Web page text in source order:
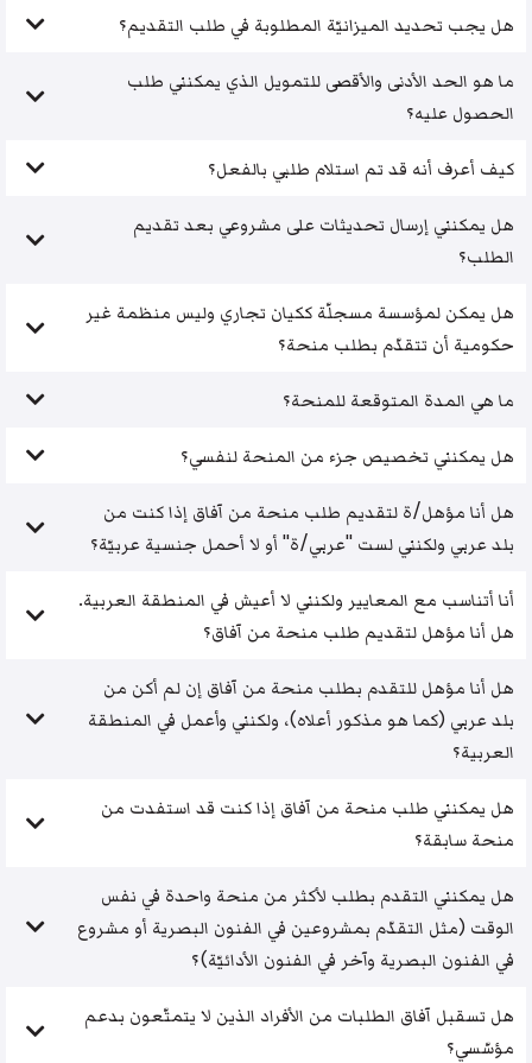
هل يجب تحديد الميزانيّة المطلوبة في طلب التقديم؟
ما هو الحد الأدنى والأقصى للتمويل الذي يمكنني طلب
الحصول عليه؟
كيف أعرف أنه قد تم استلام طلبي بالفعل؟
هل يمكنني إرسال تحديثات على مشروعي بعد تقديم
الطلب؟
هل يمكن لمؤسسة مسجلّة ككيان تجاري وليس منظمة غير
حكومية أن تتقدّم بطلب منحة؟
ما هي المدة المتوقعة للمنحة؟
هل يمكنني تخصيص جزء من المنحة لنفسي؟
هل أنا مؤهل/ة لتقديم طلب منحة من آفاق إذا كنت من
بلد عربي ولكنني لست "عربي/ة" أو لا أحمل جنسية عربيّة؟
أنا أتناسب مع المعايير ولكنني لا أعيش في المنطقة العربية.
هل أنا مؤهل لتقديم طلب منحة من آفاق؟
هل أنا مؤهل للتقدم بطلب منحة من آفاق إن لم أكن من
بلد عربي (كما هو مذكور أعلاه)، ولكنني وأعمل في المنطقة
العربية؟
هل يمكنني طلب منحة من آفاق إذا كنت قد استفدت من
منحة سابقة؟
هل يمكنني التقدم بطلب لأكثر من منحة واحدة في نفس
الوقت (مثل التقدّم بمشروعين في الفنون البصرية أو مشروع
في الفنون البصرية وآخر في الفنون الأدائيّة)؟
هل تسقبل آفاق الطلبات من الأفراد الذين لا يتمتّعون بدعم
مؤسّسي؟